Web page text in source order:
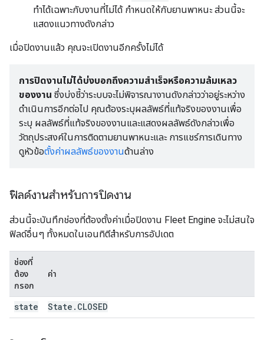
ทำได้เฉพาะกับงานที่ไม่ได้ กำหนดให้กับยานพาหนะ ส่วนนี้จะ
แสดงแนวทางดังกล่าว
เมื่อปิดงานแล้ว คุณจะเปิดงานอีกครั้งไม่ได้
การปิดงานไม่ได้บ่งบอกถึงความสำเร็จหรือความล้มเหลว
ของงาน ซึ่งบ่งชี้ว่าระบบจะไม่พิจารณางานดังกล่าวว่าอยู่ระหว่าง
ดำเนินการอีกต่อไป คุณต้องระบุผลลัพธ์ที่แท้จริงของงานเพื่อ
ระบุ ผลลัพธ์ที่แท้จริงของงานและแสดงผลลัพธ์ดังกล่าวเพื่อ
วัตถุประสงค์ในการติดตามยานพาหนะและ การแชร์การเดินทาง
ดูหัวข้อตั้งค่าผลลัพธ์ของงานด้านล่าง
ฟิลด์งานสำหรับการปิดงาน
ส่วนนี้จะบันทึกช่องที่ต้องตั้งค่าเมื่อปิดงาน Fleet Engine จะไม่สนใจ
ฟิลด์อื่นๆ ทั้งหมดในเอนทิตีสำหรับการอัปเดต
ช่องที่
ต้อง
กรอก
ค่า
state State . CLOSED